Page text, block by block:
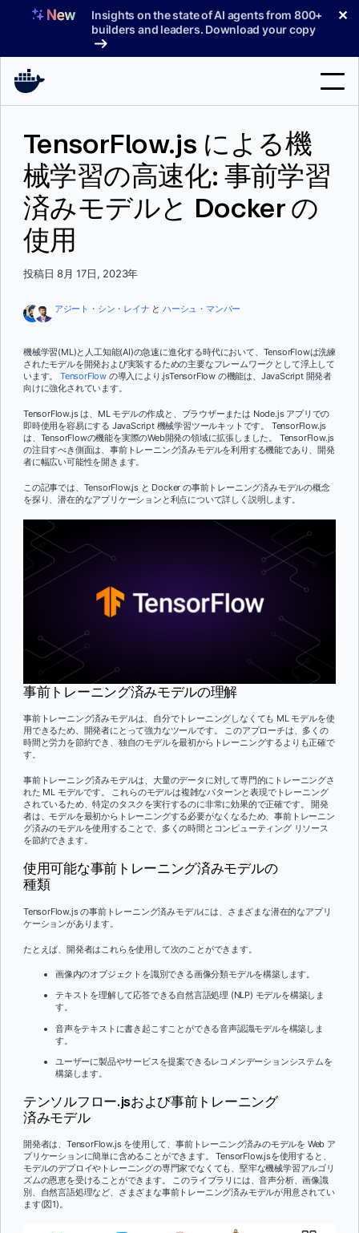
へ
Insights on the state of AI agents from 800+
builders and leaders. Download your copy
✕
製品
サポート
料金プラン
索
TensorFlow.js による機
械学習の高速化: 事前学習
済みモデルと Docker の
使用
投稿日 8月 17日, 2023年
アジート・シン・レイナ と ハーシュ・マンバー
機械学習(ML)と人工知能(AI)の急速に進化する時代において、TensorFlowは洗練
されたモデルを開発および実装するための主要なフレームワークとして浮上して
います。 TensorFlow の導入により.jsTensorFlow の機能は、JavaScript 開発者
向けに強化されています。
TensorFlow.js は、ML モデルの作成と、ブラウザーまたは Node.js アプリでの
即時使用を容易にする JavaScript 機械学習ツールキットです。 TensorFlow.js
は、TensorFlowの機能を実際のWeb開発の領域に拡張しました。 TensorFlow.js
の注目すべき側面は、事前トレーニング済みモデルを利用する機能であり、開発
者に幅広い可能性を開きます。
この記事では、TensorFlow.js と Docker の事前トレーニング済みモデルの概念
を探り、潜在的なアプリケーションと利点について詳しく説明します。
事前トレーニング済みモデルの理解
事前トレーニング済みモデルは、自分でトレーニングしなくても ML モデルを使
用できるため、開発者にとって強力なツールです。 このアプローチは、多くの
時間と労力を節約でき、独自のモデルを最初からトレーニングするよりも正確で
す。
事前トレーニング済みモデルは、大量のデータに対して専門的にトレーニングさ
れた ML モデルです。 これらのモデルは複雑なパターンと表現でトレーニング
されているため、特定のタスクを実行するのに非常に効果的で正確です。 開発
者は、モデルを最初からトレーニングする必要がなくなるため、事前トレーニン
グ済みのモデルを使用することで、多くの時間とコンピューティング リソース
を節約できます。
使用可能な事前トレーニング済みモデルの
種類
TensorFlow.js の事前トレーニング済みモデルには、さまざまな潜在的なアプリ
ケーションがあります。
たとえば、開発者はこれらを使用して次のことができます。
画像内のオブジェクトを識別できる画像分類モデルを構築します。
テキストを理解して応答できる自然言語処理 (NLP) モデルを構築しま
す。
音声をテキストに書き起こすことができる音声認識モデルを構築しま
す。
ユーザーに製品やサービスを提案できるレコメンデーションシステムを
構築します。
テンソルフロー.jsおよび事前トレーニング
済みモデル
開発者は、TensorFlow.js を使用して、事前トレーニング済みのモデルを Web ア
プリケーションに簡単に含めることができます。 TensorFlow.jsを使用すると、
モデルのデプロイやトレーニングの専門家でなくても、堅牢な機械学習アルゴリ
ズムの恩恵を受けることができます。 このライブラリには、音声分析、画像識
別、自然言語処理など、さまざまな事前トレーニング済みモデルが用意されてい
ます(図1)。